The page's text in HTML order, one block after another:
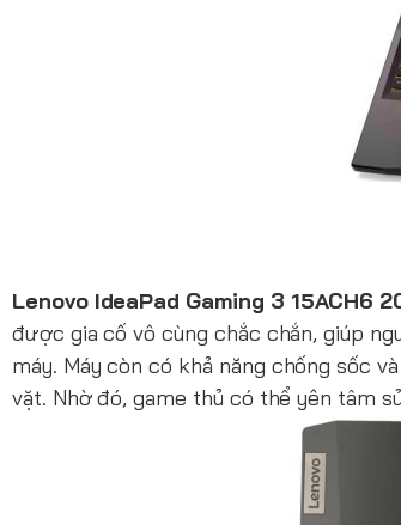
Lenovo IdeaPad Gaming 3 15ACH6
được gia cố vô cùng chắc chắn, giúp
máy. Máy còn có khả năng chống sốc
vặt. Nhờ đó, game thủ có thể yên tâm